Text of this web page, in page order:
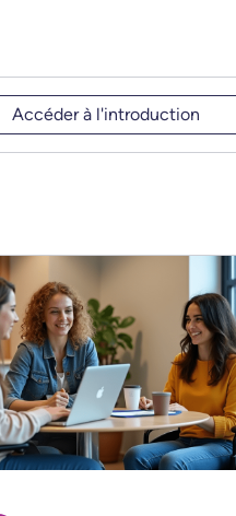
Accéder à l'introduction